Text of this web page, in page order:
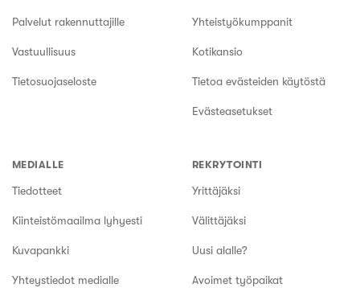
Palvelut rakennuttajille
Vastuullisuus
Tietosuojaseloste
Yhteistyökumppanit
Kotikansio
Tietoa evästeiden käytöstä
Evästeasetukset
MEDIALLE
Tiedotteet
Kiinteistömaailma lyhyesti
Kuvapankki
Yhteystiedot medialle
REKRYTOINTI
Yrittäjäksi
Välittäjäksi
Uusi alalle?
Avoimet työpaikat